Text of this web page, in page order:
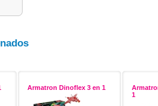
Armatron Dinoflex 3 en 1
1